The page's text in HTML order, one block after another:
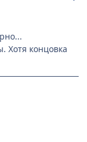
Хотя концовка